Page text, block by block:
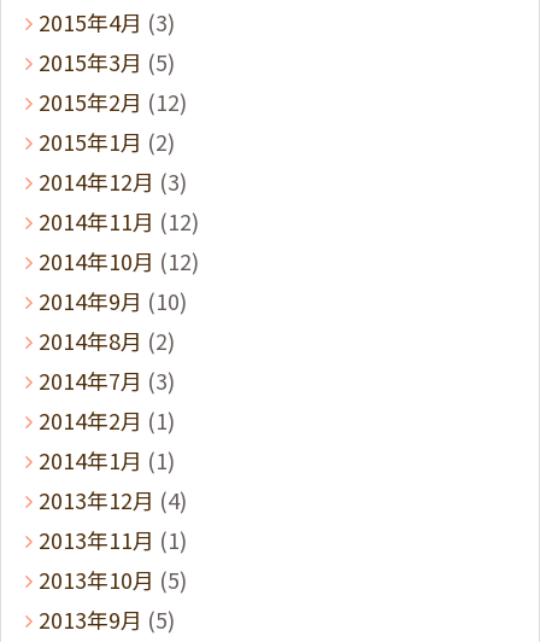
2015年4月 (3)
2015年3月 (5)
2015年2月 (12)
2015年1月 (2)
2014年12月 (3)
2014年11月 (12)
2014年10月 (12)
2014年9月 (10)
2014年8月 (2)
2014年7月 (3)
2014年2月 (1)
2014年1月 (1)
2013年12月 (4)
2013年11月 (1)
2013年10月 (5)
2013年9月 (5)